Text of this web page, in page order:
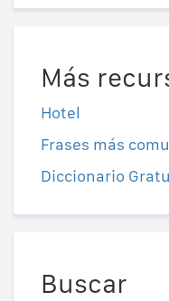
Más
Hotel
Frases más
Diccionario
Buscar